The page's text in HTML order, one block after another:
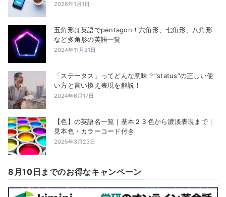
2026年1月1日
五角形は英語でpentagon！六角形、七角形、八角形
など多角形の英語一覧
2024年11月21日
「ステータス」ってどんな意味？”status”の正しい使
い方と言い換え表現を解説！
2024年6月17日
【色】の英語名一覧｜基本２３色から濃淡表現まで｜
見本色・カラーコード付き
2025年3月23日
8月10日までのお得なキャンペーン